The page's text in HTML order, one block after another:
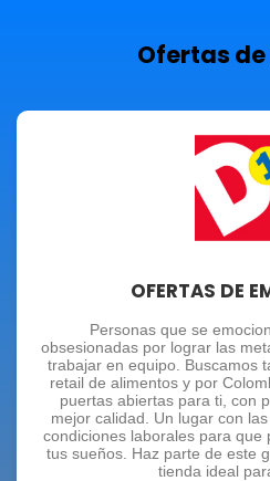
Ofertas de
OFERTAS DE
Personas que se
obsesionadas por lograr las
trabajar en equipo. Buscamos
retail de alimentos y por
puertas abiertas para ti, con
mejor calidad. Un lugar con
condiciones laborales para que
tus sueños. Haz parte de este
tienda ideal